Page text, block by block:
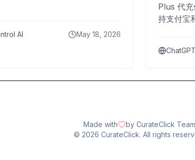
AI May 18, 2026
Plus 代
持支付宝
Made with
by CurateClick Team
© 2026 CurateClick. All rights